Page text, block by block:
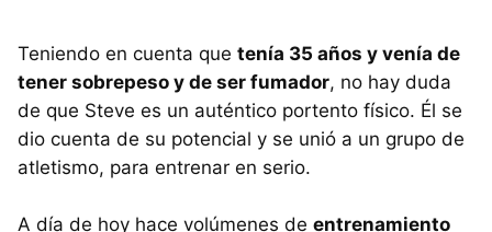
Teniendo en cuenta que tenía 35 años y venía de
tener sobrepeso y de ser fumador, no hay duda
de que Steve es un auténtico portento físico. Él se
dio cuenta de su potencial y se unió a un grupo de
atletismo, para entrenar en serio.
A día de hoy hace volúmenes de entrenamiento